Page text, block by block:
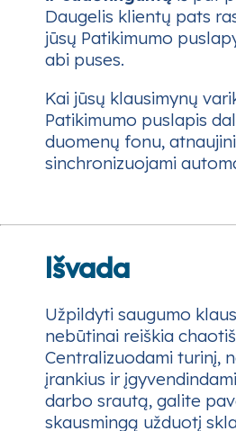
Daugelis klientų pats
jūsų Patikimumo
abi puses.
Kai jūsų klausimynų
Patikimumo puslapis
duomenų fonu,
sinchronizuojami
Išvada
Užpildyti saugumo
nebūtinai reiškia
Centralizuodami turinį,
įrankius ir
darbo srautą, galite
skausmingą užduotį